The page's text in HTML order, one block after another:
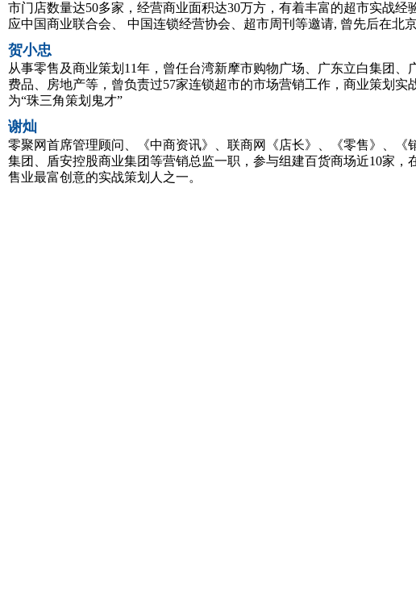
市门店数量达50多家，经营商业面积达30万方，有着丰富的超市实战
应中国商业联合会、 中国连锁经营协会、超市周刊等邀请, 曾先后在北
贺小忠
从事零售及商业策划11年，曾任台湾新摩市购物广场、广东立白集团
费品、房地产等，曾负责过57家连锁超市的市场营销工作，商业策划
为“珠三角策划鬼才”
谢灿
零聚网首席管理顾问、《中商资讯》、联商网《店长》、《零售》、
集团、盾安控股商业集团等营销总监一职，参与组建百货商场近10家
售业最富创意的实战策划人之一。